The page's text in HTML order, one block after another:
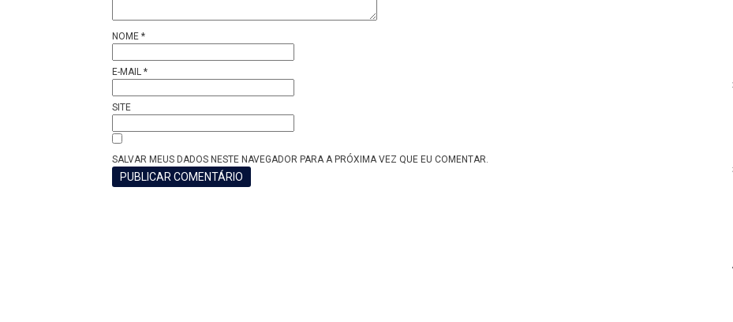
NOME *
E-MAIL *
SITE
SALVAR MEUS DADOS NESTE NAVEGADOR PARA A PRÓXIMA VEZ QUE EU COMENTAR.